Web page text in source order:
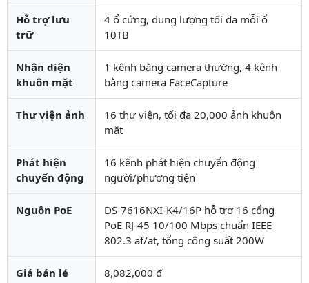
Hỗ trợ lưu
trữ
4 ổ cứng, dung lượng tối đa mỗi ổ
10TB
Nhận diện
khuôn mặt
1 kênh bằng camera thường, 4 kênh
bằng camera FaceCapture
Thư viện ảnh
16 thư viện, tối đa 20,000 ảnh khuôn
mặt
Phát hiện
chuyển động
16 kênh phát hiện chuyển động
người/phương tiện
Nguồn PoE
DS-7616NXI-K4/16P hỗ trợ 16 cổng
PoE RJ-45 10/100 Mbps chuẩn IEEE
802.3 af/at, tổng công suất 200W
Giá bán lẻ 8,082,000 đ